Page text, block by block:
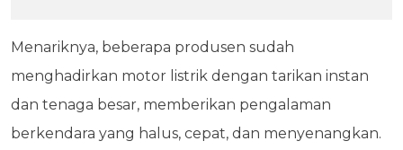
Menariknya, beberapa produsen sudah
menghadirkan motor listrik dengan tarikan instan
dan tenaga besar, memberikan pengalaman
berkendara yang halus, cepat, dan menyenangkan.